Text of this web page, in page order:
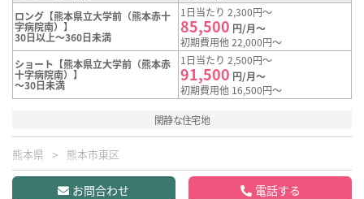
ロング【熊本県立大学前（熊本赤十
字病院南）】
30日以上～360日未満
1日当たり 2,300円～
85,500 円/月～
初期費用他 22,000円～
ショート【熊本県立大学前（熊本赤
十字病院南）】
～30日未満
1日当たり 2,500円～
91,500 円/月～
初期費用他 16,500円～
閑静な住宅地
熊本県 熊本市東区
お問合わせ 電話する